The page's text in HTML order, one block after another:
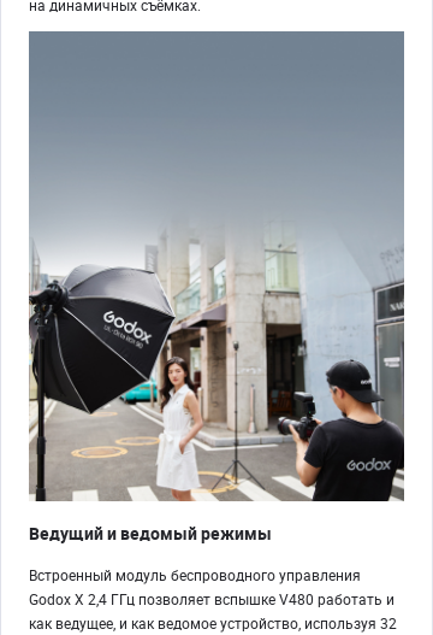
на динамичных съёмках.
Ведущий и ведомый режимы
Встроенный модуль беспроводного управления
Godox X 2,4 ГГц позволяет вспышке V480 работать и
как ведущее, и как ведомое устройство, используя 32